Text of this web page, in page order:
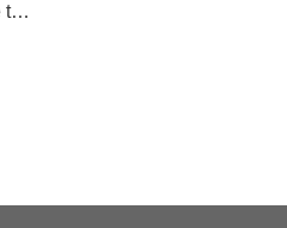
AKOE tanca el curs amb una jornada de treball compartit i dona la benvinguda a una nova cooperativa